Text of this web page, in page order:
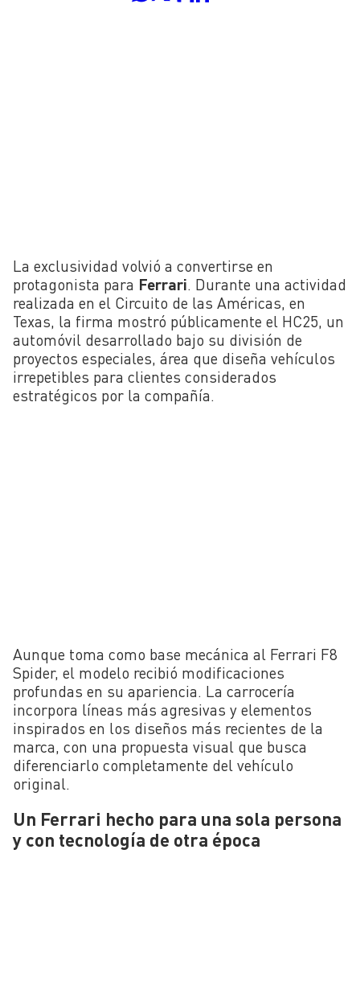
La exclusividad volvió a convertirse en
protagonista para Ferrari . Durante una actividad
realizada en el Circuito de las Américas, en
Texas, la firma mostró públicamente el HC25, un
automóvil desarrollado bajo su división de
proyectos especiales, área que diseña vehículos
irrepetibles para clientes considerados
estratégicos por la compañía.
Aunque toma como base mecánica al Ferrari F8
Spider, el modelo recibió modificaciones
profundas en su apariencia. La carrocería
incorpora líneas más agresivas y elementos
inspirados en los diseños más recientes de la
marca, con una propuesta visual que busca
diferenciarlo completamente del vehículo
original.
Un Ferrari hecho para una sola persona
y con tecnología de otra época